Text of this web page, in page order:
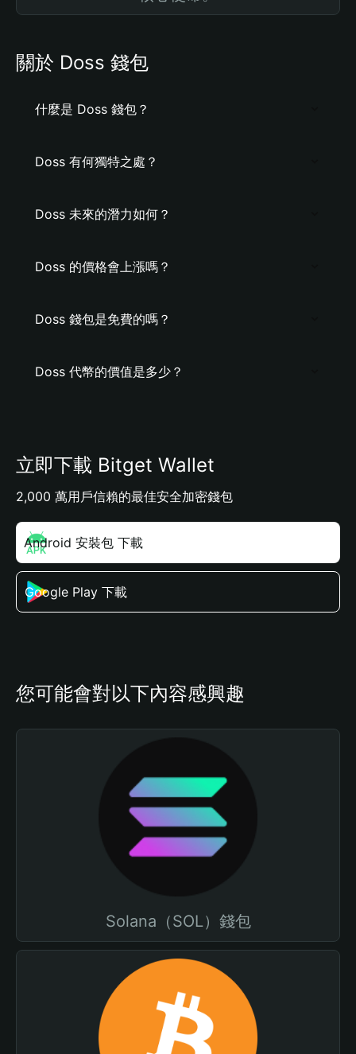
關於 Doss 錢包
什麼是 Doss 錢包？
Doss 有何獨特之處？
Doss 未來的潛力如何？
Doss 的價格會上漲嗎？
Doss 錢包是免費的嗎？
Doss 代幣的價值是多少？
立即下載 Bitget Wallet
2,000 萬用戶信賴的最佳安全加密錢包
Android 安裝包 下載
Google Play 下載
您可能會對以下內容感興趣
Solana（SOL）錢包